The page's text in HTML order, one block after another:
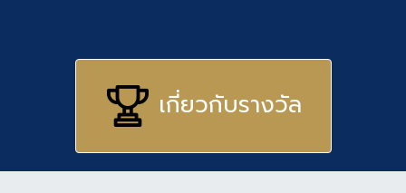
เกี่ยวกับรางวัล